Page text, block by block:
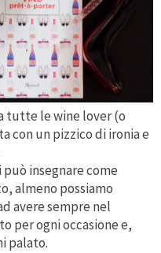
tutte le wine lover (o
con un pizzico di ironia e
può insegnare come
almeno possiamo
avere sempre nel
per ogni occasione e,
palato.